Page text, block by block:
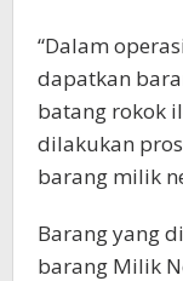
“Dalam
dapatkan
batang rokok
dilakukan
barang milik
Barang yang
barang Milik